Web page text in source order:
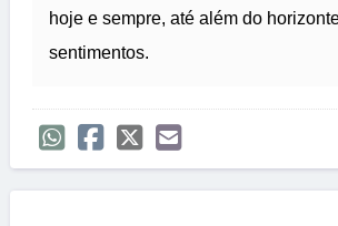
hoje e sempre, até além do
sentimentos.